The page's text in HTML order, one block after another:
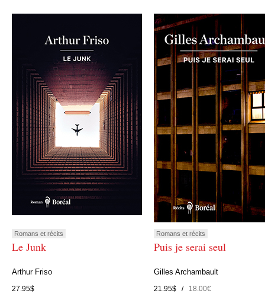
Romans et récits
Le Junk
Arthur Friso
27.95$
Romans et récits
Puis je serai seul
Gilles Archambault
21.95$ /18.00€